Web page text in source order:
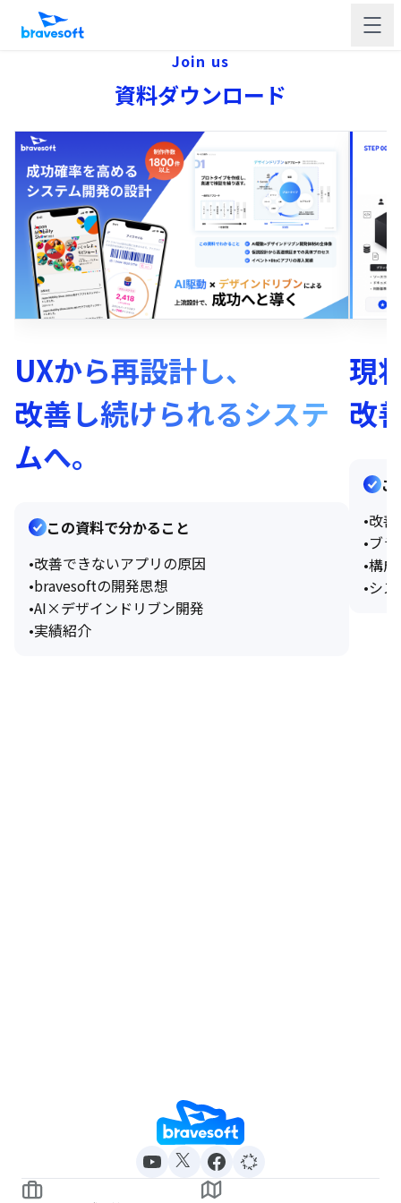
Join us
資料ダウンロード
UXから再設計し、
改善し続けられるシステ
ムへ。
この資料で分かること
•改善できないアプリの原因
•bravesoftの開発思想
•AI×デザインドリブン開発
•実績紹介
現
改
•改
•ブ
•構
•シ